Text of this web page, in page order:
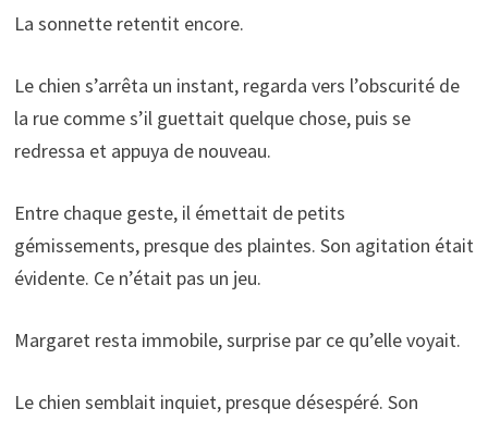
La sonnette retentit encore.
Le chien s’arrêta un instant, regarda vers l’obscurité de
la rue comme s’il guettait quelque chose, puis se
redressa et appuya de nouveau.
Entre chaque geste, il émettait de petits
gémissements, presque des plaintes. Son agitation était
évidente. Ce n’était pas un jeu.
Margaret resta immobile, surprise par ce qu’elle voyait.
Le chien semblait inquiet, presque désespéré. Son